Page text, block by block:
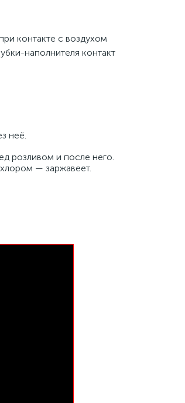
контакте с воздухом
наполнителя контакт
неё.
розливом и после него.
— заржавеет.